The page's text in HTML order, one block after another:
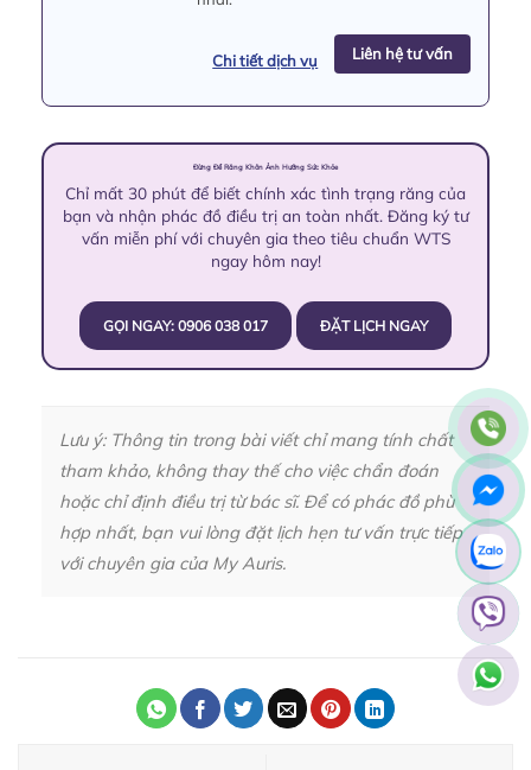
Chi tiết dịch vụ Liên hệ tư vấn
Đừng Để Răng Khôn Ảnh Hưởng Sức Khỏe
Chỉ mất 30 phút để biết chính xác tình trạng răng của
bạn và nhận phác đồ điều trị an toàn nhất. Đăng ký tư
vấn miễn phí với chuyên gia theo tiêu chuẩn WTS
ngay hôm nay!
GỌI NGAY: 0906 038 017 ĐẶT LỊCH NGAY
Lưu ý: Thông tin trong bài viết chỉ mang tính chất
tham khảo, không thay thế cho việc chẩn đoán
hoặc chỉ định điều trị từ bác sĩ. Để có phác đồ phù
hợp nhất, bạn vui lòng đặt lịch hẹn tư vấn trực tiếp
với chuyên gia của My Auris.